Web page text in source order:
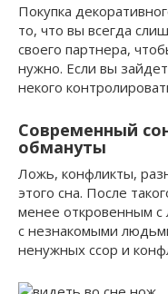
Покупка
то, что вы всегда
своего партнера,
нужно. Если вы
некого
Современный
обмануты
Ложь, конфликты,
этого сна. После
менее откровенным с
с незнакомыми
ненужных ссор и